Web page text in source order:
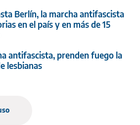
Berlín, la marcha antifascista
en el país y en más de 15
antifascista, prenden fuego la
lesbianas